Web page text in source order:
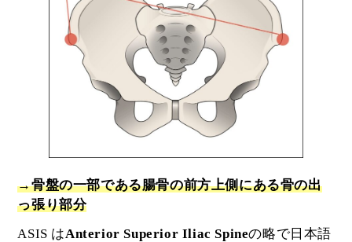
→骨盤の一部である腸骨の前方上側にある骨の出
っ張り部分
ASIS はAnterior Superior Iliac Spineの略で日本語